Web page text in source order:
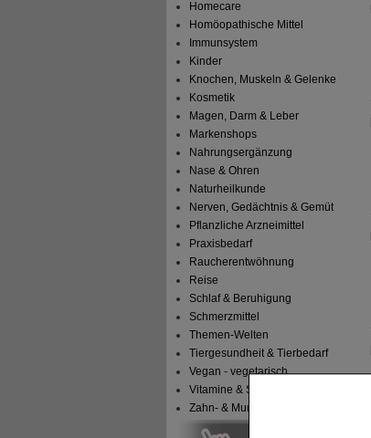
Homecare
Homöopathische Mittel
Immunsystem
Kinder
Knochen, Muskeln & Gelenke
Kosmetik
Magen, Darm & Leber
Markenshops
Nahrungsergänzung
Nase & Ohren
Naturheilkunde
Nerven, Gedächtnis & Gemüt
Pflanzliche Arzneimittel
Praxisbedarf
Raucherentwöhnung
Reise
Schlaf & Beruhigung
Schmerzmittel
Themen-Welten
Tiergesundheit & Tierbedarf
Vegan - vegetarisch
Vitamine & Sport
Zahn- & Mundpflege